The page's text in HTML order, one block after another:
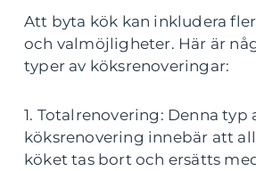
Att byta kök kan inkludera
och valmöjligheter. Här är
typer av köksrenoveringar:
1. Totalrenovering: Denna typ
köksrenovering innebär att
köket tas bort och ersätts